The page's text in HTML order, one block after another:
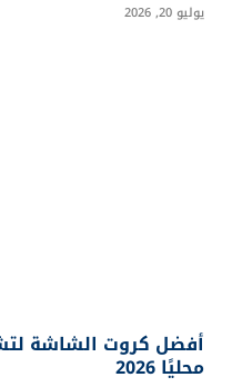
يوليو 20, 2026
أفضل كروت الشاشة
محليًا 2026